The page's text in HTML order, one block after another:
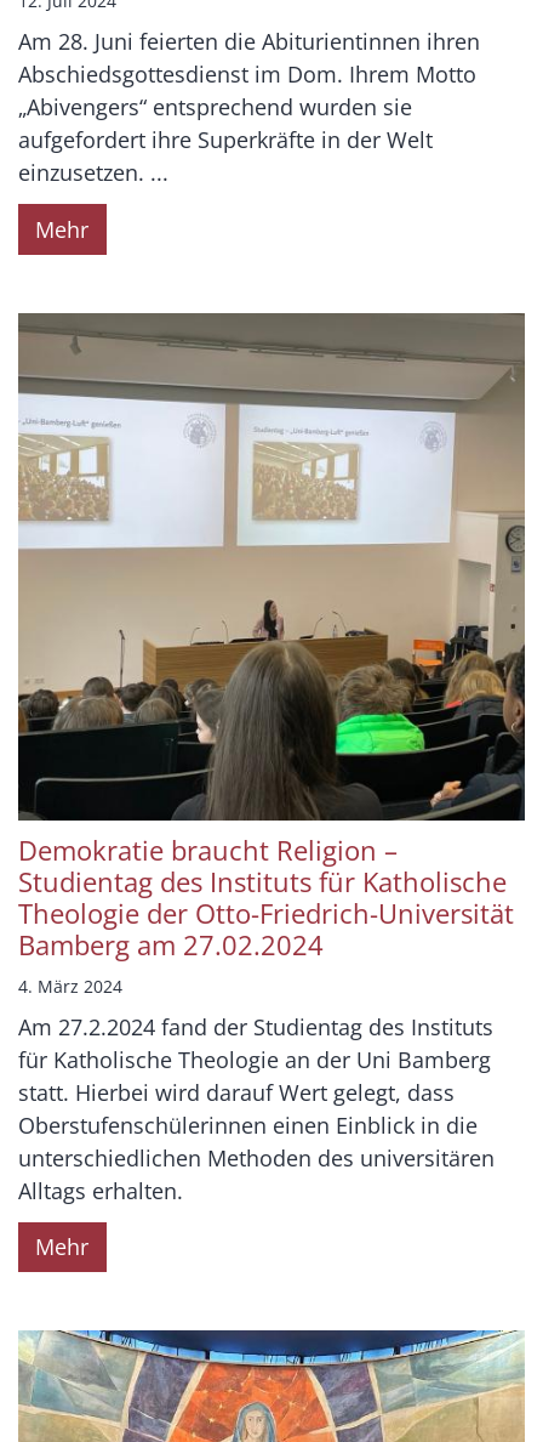
Am 28. Juni feierten die Abiturientinnen ihren
Abschiedsgottesdienst im Dom. Ihrem Motto
„Abivengers“ entsprechend wurden sie
aufgefordert ihre Superkräfte in der Welt
einzusetzen. ...
Mehr
Demokratie braucht Religion –
Studientag des Instituts für Katholische
Theologie der Otto-Friedrich-Universität
Bamberg am 27.02.2024
4. März 2024
Am 27.2.2024 fand der Studientag des Instituts
für Katholische Theologie an der Uni Bamberg
statt. Hierbei wird darauf Wert gelegt, dass
Oberstufenschülerinnen einen Einblick in die
unterschiedlichen Methoden des universitären
Alltags erhalten.
Mehr